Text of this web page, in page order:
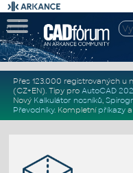
Přes 123.000 registrovaných u
(CZ+EN). Tipy pro AutoCAD
Nový Kalkulátor nosníků,
Převodníky. Kompletní příkazya